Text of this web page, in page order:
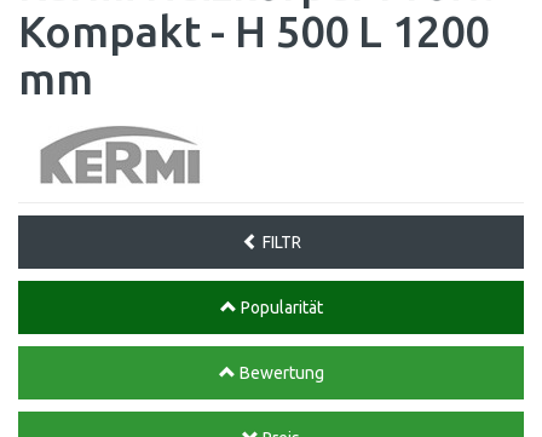
Kompakt - H 500 L 1200
mm
FILTR
Popularität
Bewertung